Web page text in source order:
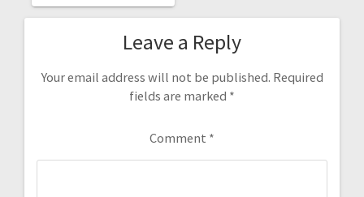
Leave a Reply
Your email address will not be published. Required
fields are marked *
Comment *